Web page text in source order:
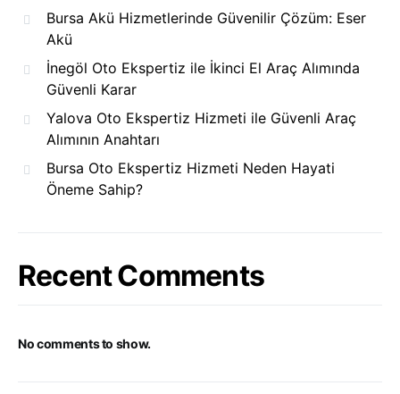
Bursa Akü Hizmetlerinde Güvenilir Çözüm: Eser
Akü
İnegöl Oto Ekspertiz ile İkinci El Araç Alımında
Güvenli Karar
Yalova Oto Ekspertiz Hizmeti ile Güvenli Araç
Alımının Anahtarı
Bursa Oto Ekspertiz Hizmeti Neden Hayati
Öneme Sahip?
Recent Comments
No comments to show.